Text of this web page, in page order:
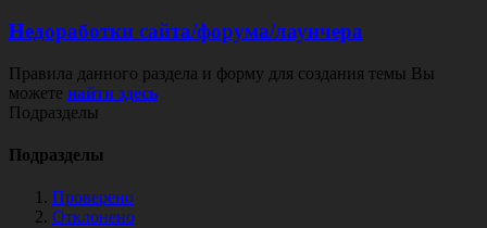
Недоработки сайта/форума/лаунчера
Правила данного раздела и форму для создания темы Вы
можете найти здесь
Подразделы
Подразделы
Проверено
Отклонено